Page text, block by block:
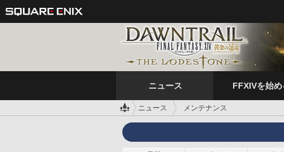
ニュース FFXIVを始め
ニュース メンテナンス